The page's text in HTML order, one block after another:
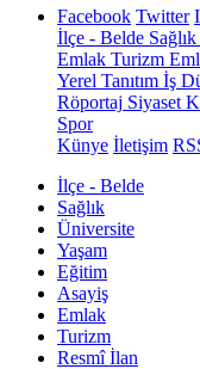
Facebook Twitter
İlçe - Belde Sağlık
Emlak Turizm
Yerel Tanıtım İş
Röportaj Siyaset
Spor
Künye İletişim
İlçe - Belde
Sağlık
Üniversite
Yaşam
Eğitim
Asayiş
Emlak
Turizm
Resmî İlan